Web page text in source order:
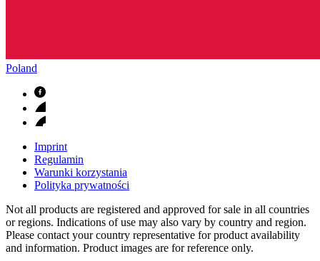
Poland
Imprint
Regulamin
Warunki korzystania
Polityka prywatności
Not all products are registered and approved for sale in all countries
or regions. Indications of use may also vary by country and region.
Please contact your country representative for product availability
and information. Product images are for reference only.